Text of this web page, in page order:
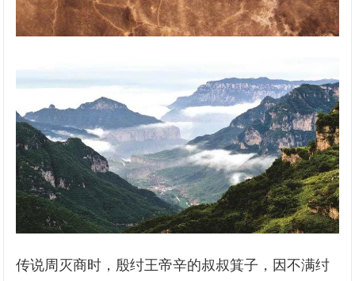
传说周灭商时，殷纣王帝辛的叔叔箕子，因不满纣